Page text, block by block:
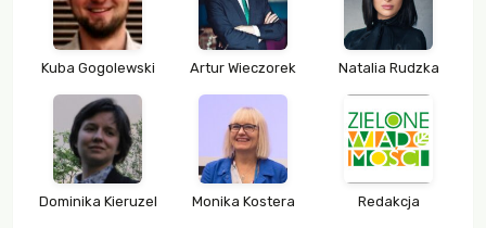
Kuba Gogolewski Artur Wieczorek Natalia Rudzka
Dominika Kieruzel Monika Kostera Redakcja